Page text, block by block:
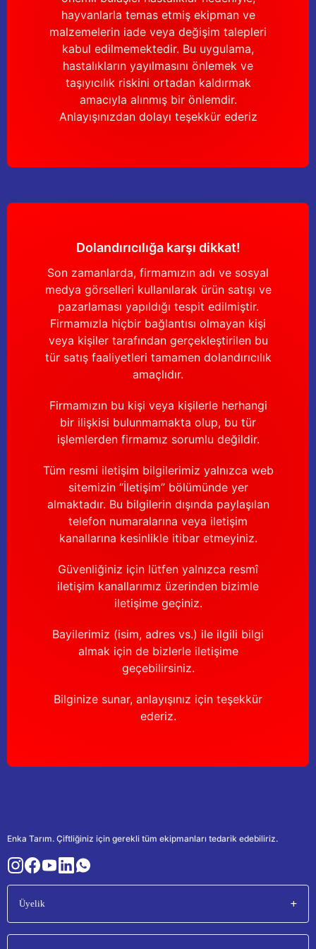
Gönder
hayvanlarla temas etmiş ekipman ve
malzemelerin iade veya değişim talepleri
kabul edilmemektedir. Bu uygulama,
hastalıkların yayılmasını önlemek ve
taşıyıcılık riskini ortadan kaldırmak
amacıyla alınmış bir önlemdir.
Anlayışınızdan dolayı teşekkür ederiz
Dolandırıcılığa karşı dikkat!
Son zamanlarda, firmamızın adı ve sosyal
medya görselleri kullanılarak ürün satışı ve
pazarlaması yapıldığı tespit edilmiştir.
Firmamızla hiçbir bağlantısı olmayan kişi
veya kişiler tarafından gerçekleştirilen bu
tür satış faaliyetleri tamamen dolandırıcılık
amaçlıdır.
Firmamızın bu kişi veya kişilerle herhangi
bir ilişkisi bulunmamakta olup, bu tür
işlemlerden firmamız sorumlu değildir.
Tüm resmi iletişim bilgilerimiz yalnızca web
sitemizin “İletişim” bölümünde yer
almaktadır. Bu bilgilerin dışında paylaşılan
telefon numaralarına veya iletişim
kanallarına kesinlikle itibar etmeyiniz.
Güvenliğiniz için lütfen yalnızca resmî
iletişim kanallarımız üzerinden bizimle
iletişime geçiniz.
Bayilerimiz (isim, adres vs.) ile ilgili bilgi
almak için de bizlerle iletişime
geçebilirsiniz.
Bilginize sunar, anlayışınız için teşekkür
ederiz.
Enka Tarım. Çiftliğiniz için gerekli tüm ekipmanları tedarik edebiliriz.
Üyelik